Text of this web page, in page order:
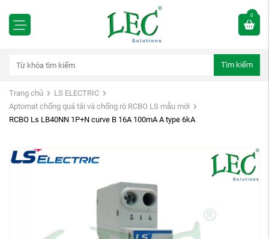
0
Tìm kiếm
Trang chủ
LS ELECTRIC
Aptomat chống quá tải và chống rò RCBO LS mẫu mới
RCBO Ls LB40NN 1P+N curve B 16A 100mA A type 6kA